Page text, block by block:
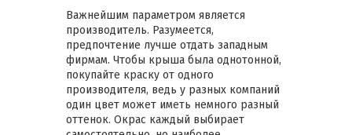
Важнейшим параметром является
производитель. Разумеется,
предпочтение лучше отдать западным
фирмам. Чтобы крыша была однотонной,
покупайте краску от одного
производителя, ведь у разных компаний
один цвет может иметь немного разный
оттенок. Окрас каждый выбирает